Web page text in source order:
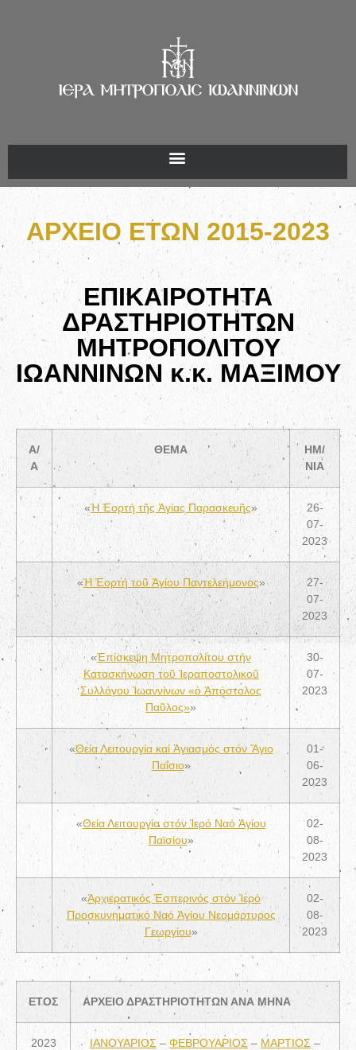
ΑΡΧΕΙΟ ΕΤΩΝ 2015-2023
ΕΠΙΚΑΙΡΟΤΗΤΑ
ΔΡΑΣΤΗΡΙΟΤΗΤΩΝ
ΜΗΤΡΟΠΟΛΙΤΟΥ
ΙΩΑΝΝΙΝΩΝ κ.κ. ΜΑΞΙΜΟΥ
Α/
Α
ΘΕΜΑ
ΗΜ/
ΝΙΑ
«Ἡ Ἑορτή τῆς Ἁγίας Παρασκευῆς»
26-
07-
2023
«Ἡ Ἑορτή τοῦ Ἁγίου Παντελεήμονος»
27-
07-
2023
«Ἐπίσκεψη Μητροπολίτου στήν
Κατασκήνωση τοῦ Ἱεραποστολικοῦ
Συλλόγου Ἰωαννίνων «ὁ Ἀπόστολος
Παῦλος»»
30-
07-
2023
«Θεία Λειτουργία καί Ἁγιασμός στόν Ἅγιο
Παΐσιο»
01-
06-
2023
«Θεία Λειτουργία στόν Ἱερό Ναό Ἁγίου
Παϊσίου»
02-
08-
2023
«Ἀρχιερατικός Ἑσπερινός στόν Ἱερό
Προσκυνηματικό Ναό Ἁγίου Νεομάρτυρος
Γεωργίου»
02-
08-
2023
ΕΤΟΣ ΑΡΧΕΙΟ ΔΡΑΣΤΗΡΙΟΤΗΤΩΝ ΑΝΑ ΜΗΝΑ
2023 ΙΑΝΟΥΑΡΙΟΣ – ΦΕΒΡΟΥΑΡΙΟΣ – ΜΑΡΤΙΟΣ –